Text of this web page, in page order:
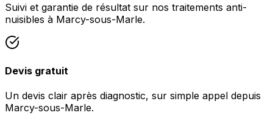
Suivi et garantie de résultat sur nos traitements anti-
nuisibles à Marcy-sous-Marle.
Devis gratuit
Un devis clair après diagnostic, sur simple appel depuis
Marcy-sous-Marle.